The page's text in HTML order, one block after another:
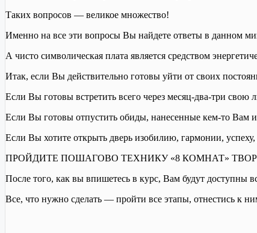
Таких вопросов — великое множество!
Именно на все эти вопросы Вы найдете ответы в данном
А чисто символическая плата является средством
Итак, если Вы действительно готовы уйти от своих
Если Вы готовы встретить всего через месяц-два-три свою
Если Вы готовы отпустить обиды, нанесенные кем-то Вам
Если Вы хотите открыть дверь изобилию, гармонии,
ПРОЙДИТЕ ПОШАГОВО ТЕХНИКУ «8 КОМНАТ»
После того, как вы впишетесь в курс, Вам будут
Все, что нужно сделать — пройти все этапы, отнестись к